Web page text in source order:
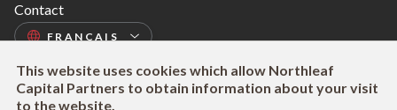
Contact
This website uses cookies which allow Northleaf
Capital Partners to obtain information about your visit
to the website.